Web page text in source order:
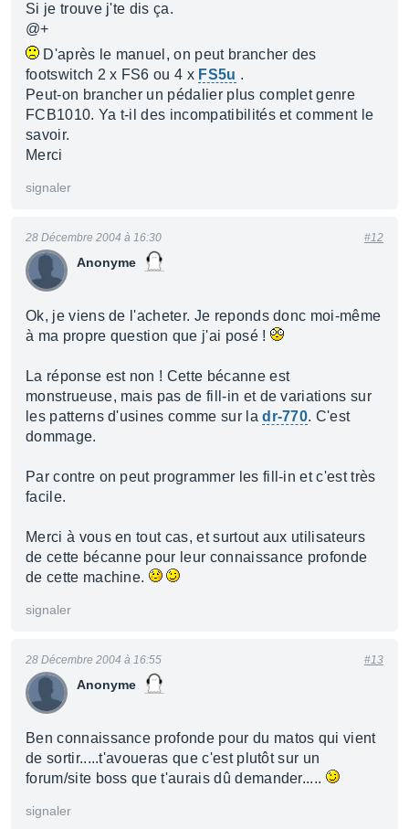
Si je trouve j'te dis ça.
@+
D'après le manuel, on peut brancher des
footswitch 2 x FS6 ou 4 x FS5u .
Peut-on brancher un pédalier plus complet genre
FCB1010. Ya t-il des incompatibilités et comment le
savoir.
Merci
signaler
Anonyme
28 Décembre 2004 à 16:30 #12
Ok, je viens de l'acheter. Je reponds donc moi-même
à ma propre question que j'ai posé !
La réponse est non ! Cette bécanne est
monstrueuse, mais pas de fill-in et de variations sur
les patterns d'usines comme sur ladr-770. C'est
dommage.
Par contre on peut programmer les fill-in et c'est très
facile.
Merci à vous en tout cas, et surtout aux utilisateurs
de cette bécanne pour leur connaissance profonde
de cette machine.
signaler
Anonyme
28 Décembre 2004 à 16:55 #13
Ben connaissance profonde pour du matos qui vient
de sortir.....t'avoueras que c'est plutôt sur un
forum/site boss que t'aurais dû demander.....
signaler